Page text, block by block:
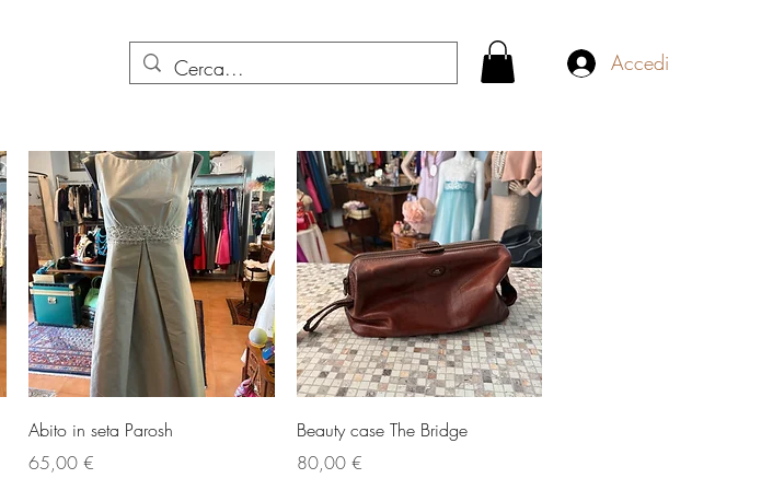
Accedi
Vista rapida
Abito in seta Parosh
Prezzo
65,00 €
Vista rapida
Beauty case The Bridge
Prezzo
80,00 €